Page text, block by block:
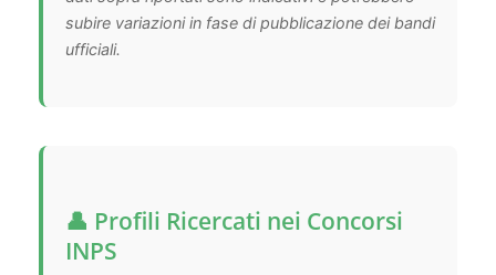
subire variazioni in fase di pubblicazione dei bandi
ufficiali.
👤 Profili Ricercati nei Concorsi
INPS